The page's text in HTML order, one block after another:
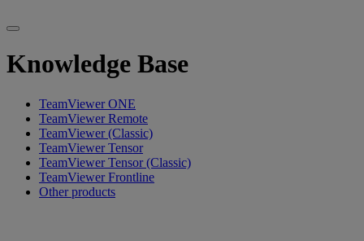
Knowledge Base
TeamViewer ONE
TeamViewer Remote
TeamViewer (Classic)
TeamViewer Tensor
TeamViewer Tensor (Classic)
TeamViewer Frontline
Other products